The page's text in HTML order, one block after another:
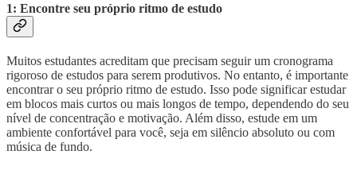
1: Encontre seu próprio ritmo de estudo
Muitos estudantes acreditam que precisam seguir um cronograma
rigoroso de estudos para serem produtivos. No entanto, é importante
encontrar o seu próprio ritmo de estudo. Isso pode significar estudar
em blocos mais curtos ou mais longos de tempo, dependendo do seu
nível de concentração e motivação. Além disso, estude em um
ambiente confortável para você, seja em silêncio absoluto ou com
música de fundo.